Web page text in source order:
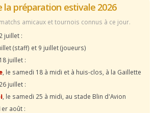
la préparation estivale 2026
amicaux et tournois connus à ce jour.
juillet :
(staff) et 9 juillet (joueurs)
juillet :
, le samedi 18 à midi et à huis-clos, à la Gaillette
juillet :
, le samedi 25 à midi, au stade Blin d'Avion
août :